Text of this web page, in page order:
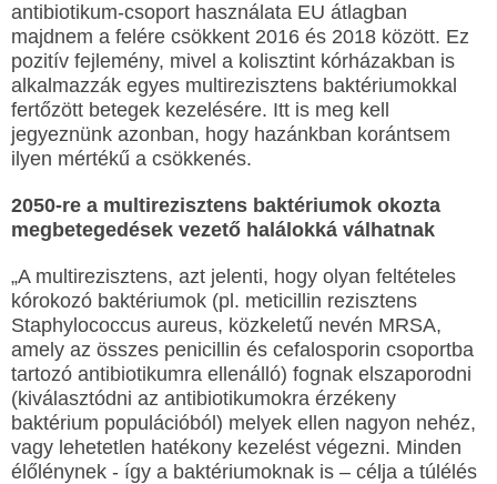
antibiotikum-csoport használata EU átlagban
majdnem a felére csökkent 2016 és 2018 között. Ez
pozitív fejlemény, mivel a kolisztint kórházakban is
alkalmazzák egyes multirezisztens baktériumokkal
fertőzött betegek kezelésére. Itt is meg kell
jegyeznünk azonban, hogy hazánkban korántsem
ilyen mértékű a csökkenés.
2050-re a multirezisztens baktériumok okozta
megbetegedések vezető halálokká válhatnak
„A multirezisztens, azt jelenti, hogy olyan feltételes
kórokozó baktériumok (pl. meticillin rezisztens
Staphylococcus aureus, közkeletű nevén MRSA,
amely az összes penicillin és cefalosporin csoportba
tartozó antibiotikumra ellenálló) fognak elszaporodni
(kiválasztódni az antibiotikumokra érzékeny
baktérium populációból) melyek ellen nagyon nehéz,
vagy lehetetlen hatékony kezelést végezni. Minden
élőlénynek - így a baktériumoknak is – célja a túlélés